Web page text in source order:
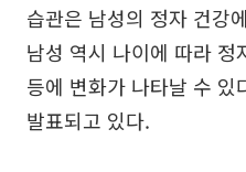
습관은 남성의 정자 건강
남성 역시 나이에 따라 정
등에 변화가 나타날 수 있
발표되고 있다.